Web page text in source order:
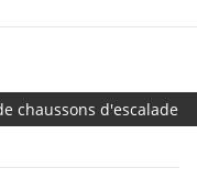
chaussons d'escalade